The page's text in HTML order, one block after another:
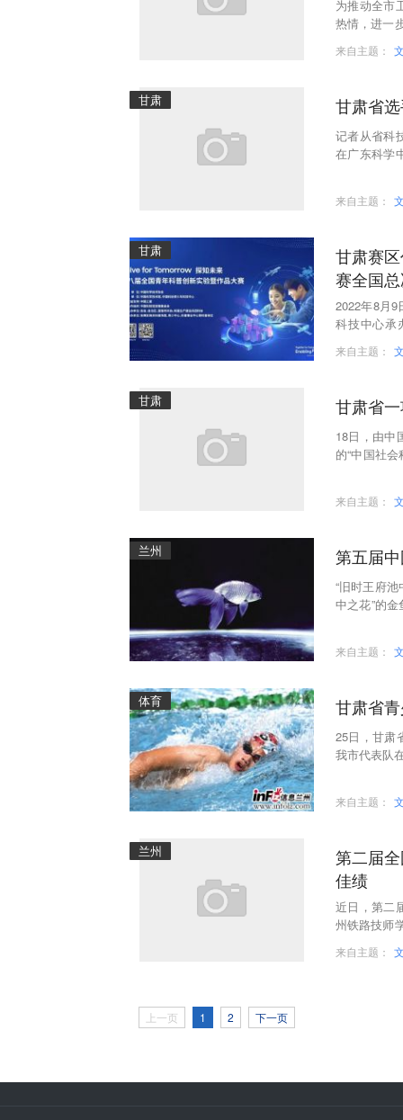
为推动全市
热情，进一
来自主题：
甘肃 甘肃省
记者从省科
在广东科学
来自主题：
甘肃
甘肃赛
赛全国
2022年8月
科技中心承
来自主题：
甘肃 甘肃省
18日，由中
的“中国社
来自主题：
兰州 第五届
“旧时王府
中之花”的
来自主题：
体育 甘肃省
25日，甘肃
我市代表队
来自主题：
兰州
第二届
佳绩
近日，第二
州铁路技师
来自主题：
上一页 1 2 下一页